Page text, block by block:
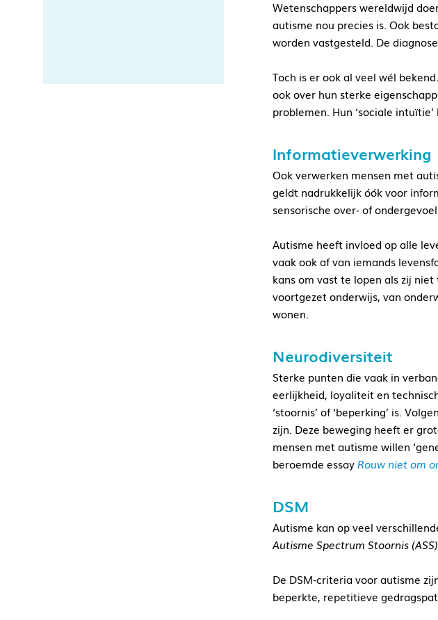
Wetenschappers wereldwijd
autisme nou precies is. Ook
worden vastgesteld. De
Toch is er ook al veel wél
ook over hun sterke
problemen. Hun ‘sociale
Informatieverwerking
Ook verwerken mensen met
geldt nadrukkelijk óók voor
sensorische over- of
Autisme heeft invloed op alle
vaak ook af van iemands
kans om vast te lopen als zij
voortgezet onderwijs, van
wonen.
Neurodiversiteit
Sterke punten die vaak in
eerlijkheid, loyaliteit en
‘stoornis’ of ‘beperking’ is.
zijn. Deze beweging heeft er
mensen met autisme willen
beroemde essay Rouw niet om
DSM
Autisme kan op veel
Autisme Spectrum Stoornis
De DSM-criteria voor autisme
beperkte, repetitieve